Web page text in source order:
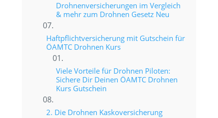
Drohnenversicherungen im Vergleich
& mehr zum Drohnen Gesetz Neu
Haftpflichtversicherung mit Gutschein für
ÖAMTC Drohnen Kurs
Viele Vorteile für Drohnen Piloten:
Sichere Dir Deinen ÖAMTC Drohnen
Kurs Gutschein
2. Die Drohnen Kaskoversicherung